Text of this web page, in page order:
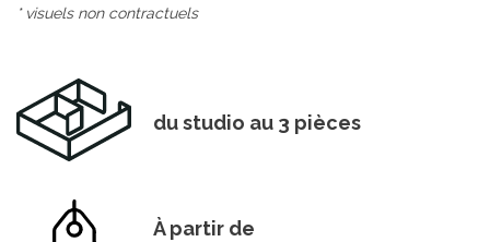
* visuels non contractuels
du studio au 3 pièces
À partir de